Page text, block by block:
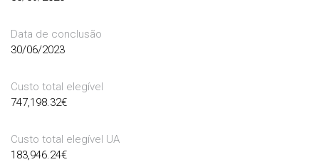
Data de conclusão
30/06/2023
Custo total elegível
747,198.32€
Custo total elegível UA
183,946.24€